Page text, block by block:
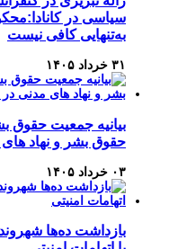
سیاسی در
به‌تنهایی کافی نیست
۳۱ خرداد ۱۴۰۵
بیانیه جمعیت حقوق
حقوق بشر و نهاد
۰۳ خرداد ۱۴۰۵
بازداشت ده‌ها شهروند